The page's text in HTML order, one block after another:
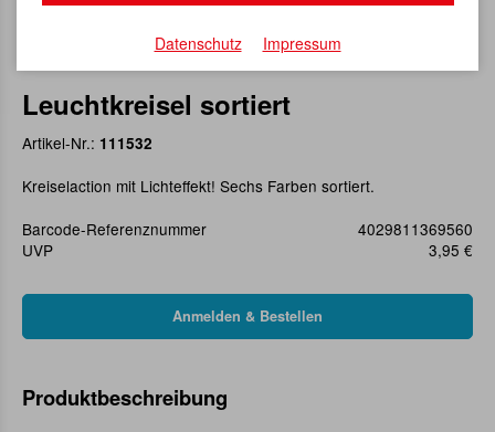
Leuchtkreisel sortiert
Artikel-Nr.: 111532
Kreiselaction mit Lichteffekt! Sechs Farben sortiert.
Barcode-Referenznummer
4029811369560
UVP
3,95 €
Produktbeschreibung
Datenschutz Impressum